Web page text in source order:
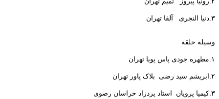
۳.دنیا النجری آلفا تهران
وسیله حلقه
۱.مطهره جودی پاس پویا تهران
۲.ابریشم سید رضی بلاک پاور تهران
۳.کیمیا پرویان استاد یزدزاد خراسان رضوی